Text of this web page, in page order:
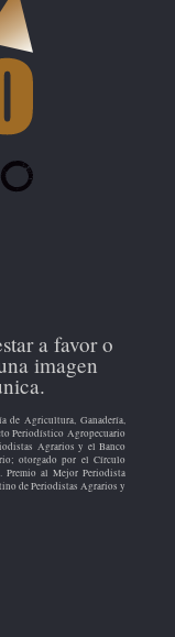
a favor o
imagen
de Agricultura, Ganadería,
Periodístico Agropecuario
Agrarios y el Banco
otorgado por el Círculo
. Premio al Mejor Periodista
de Periodistas Agrarios y